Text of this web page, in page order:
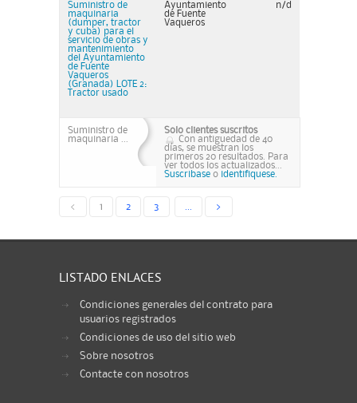
Suministro de
maquinaria
(dumper, tractor
y cuba) para el
servicio de obras y
mantenimiento
del Ayuntamiento
de Fuente
Vaqueros
(Granada) LOTE 2:
Tractor usado
Ayuntamiento
de Fuente
Vaqueros
n/d
Suministro de
maquinaria ...
Solo clientes suscritos
Con antiguedad de 40
días, se muestran los
primeros 20 resultados. Para
ver todos los actualizados...
Suscribase o identifiquese.
< 1 2 3 >
LISTADO ENLACES
Condiciones generales del contrato para
usuarios registrados
Condiciones de uso del sitio web
Sobre nosotros
Contacte con nosotros